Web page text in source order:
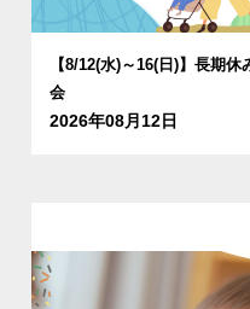
【8/12(水)～16(日)】長期
会
2026年08月12日